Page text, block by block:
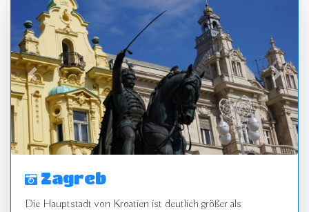
zurück vor
Zagreb
Die Hauptstadt von Kroatien ist deutlich größer als